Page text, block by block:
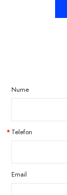
Nume
Telefon
Email